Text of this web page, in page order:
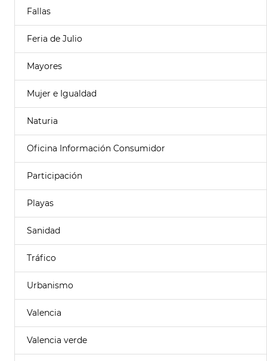
Fallas
Feria de Julio
Mayores
Mujer e Igualdad
Naturia
Oficina Información Consumidor
Participación
Playas
Sanidad
Tráfico
Urbanismo
Valencia
Valencia verde